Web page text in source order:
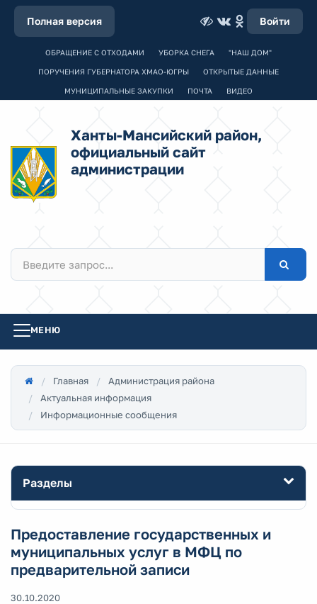
Полная версия Войти
ОБРАЩЕНИЕ С ОТХОДАМИ УБОРКА СНЕГА "НАШ ДОМ"
ПОРУЧЕНИЯ ГУБЕРНАТОРА ХМАО-ЮГРЫ ОТКРЫТЫЕ ДАННЫЕ
МУНИЦИПАЛЬНЫЕ ЗАКУПКИ ПОЧТА ВИДЕО
Ханты-Мансийский район,
официальный сайт
администрации
МЕНЮ
Главная
Администрация района
Актуальная информация
Информационные сообщения
Разделы
Предоставление государственных и
муниципальных услуг в МФЦ по
предварительной записи
30.10.2020